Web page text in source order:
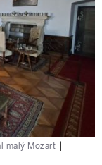
malý Mozart